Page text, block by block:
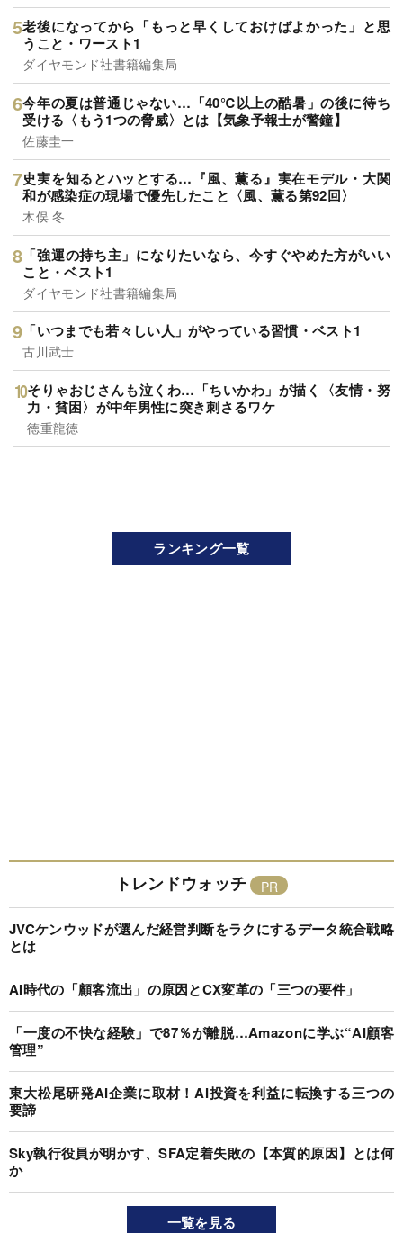
老後になってから「もっと早くしておけばよかった」と思
うこと・ワースト1
ダイヤモンド社書籍編集局
今年の夏は普通じゃない…「40℃以上の酷暑」の後に待ち
受ける〈もう1つの脅威〉とは【気象予報士が警鐘】
佐藤圭一
史実を知るとハッとする…『風、薫る』実在モデル・大関
和が感染症の現場で優先したこと〈風、薫る第92回〉
木俣 冬
「強運の持ち主」になりたいなら、今すぐやめた方がいい
こと・ベスト1
ダイヤモンド社書籍編集局
「いつまでも若々しい人」がやっている習慣・ベスト1
古川武士
そりゃおじさんも泣くわ…「ちいかわ」が描く〈友情・努
力・貧困〉が中年男性に突き刺さるワケ
徳重龍徳
ランキング一覧
トレンドウォッチ
JVCケンウッドが選んだ経営判断をラクにするデータ統合戦略
とは
AI時代の「顧客流出」の原因とCX変革の「三つの要件」
「一度の不快な経験」で87％が離脱…Amazonに学ぶ“AI顧客
管理”
東大松尾研発AI企業に取材！AI投資を利益に転換する三つの
要諦
Sky執行役員が明かす、SFA定着失敗の【本質的原因】とは何
か
一覧を見る